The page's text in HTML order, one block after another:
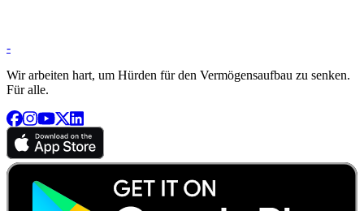
-
Wir arbeiten hart, um Hürden für den Vermögensaufbau zu senken.
Für alle.